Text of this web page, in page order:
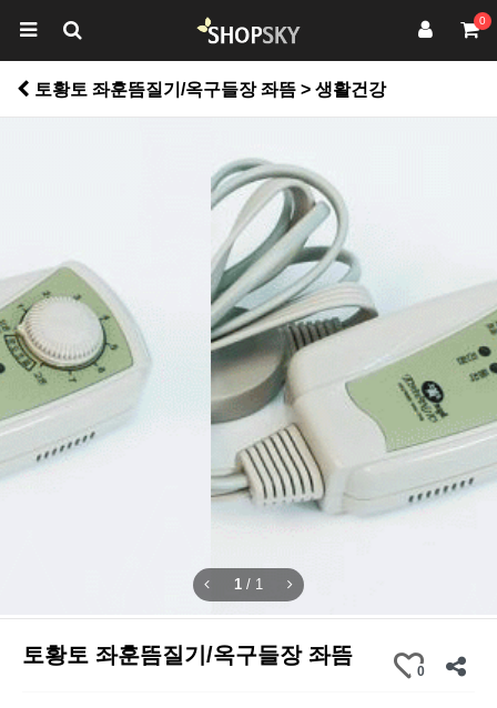
0
토황토 좌훈뜸질기/옥구들장 좌뜸 > 생활건강
1 / 1
토황토 좌훈뜸질기/옥구들장 좌뜸
0